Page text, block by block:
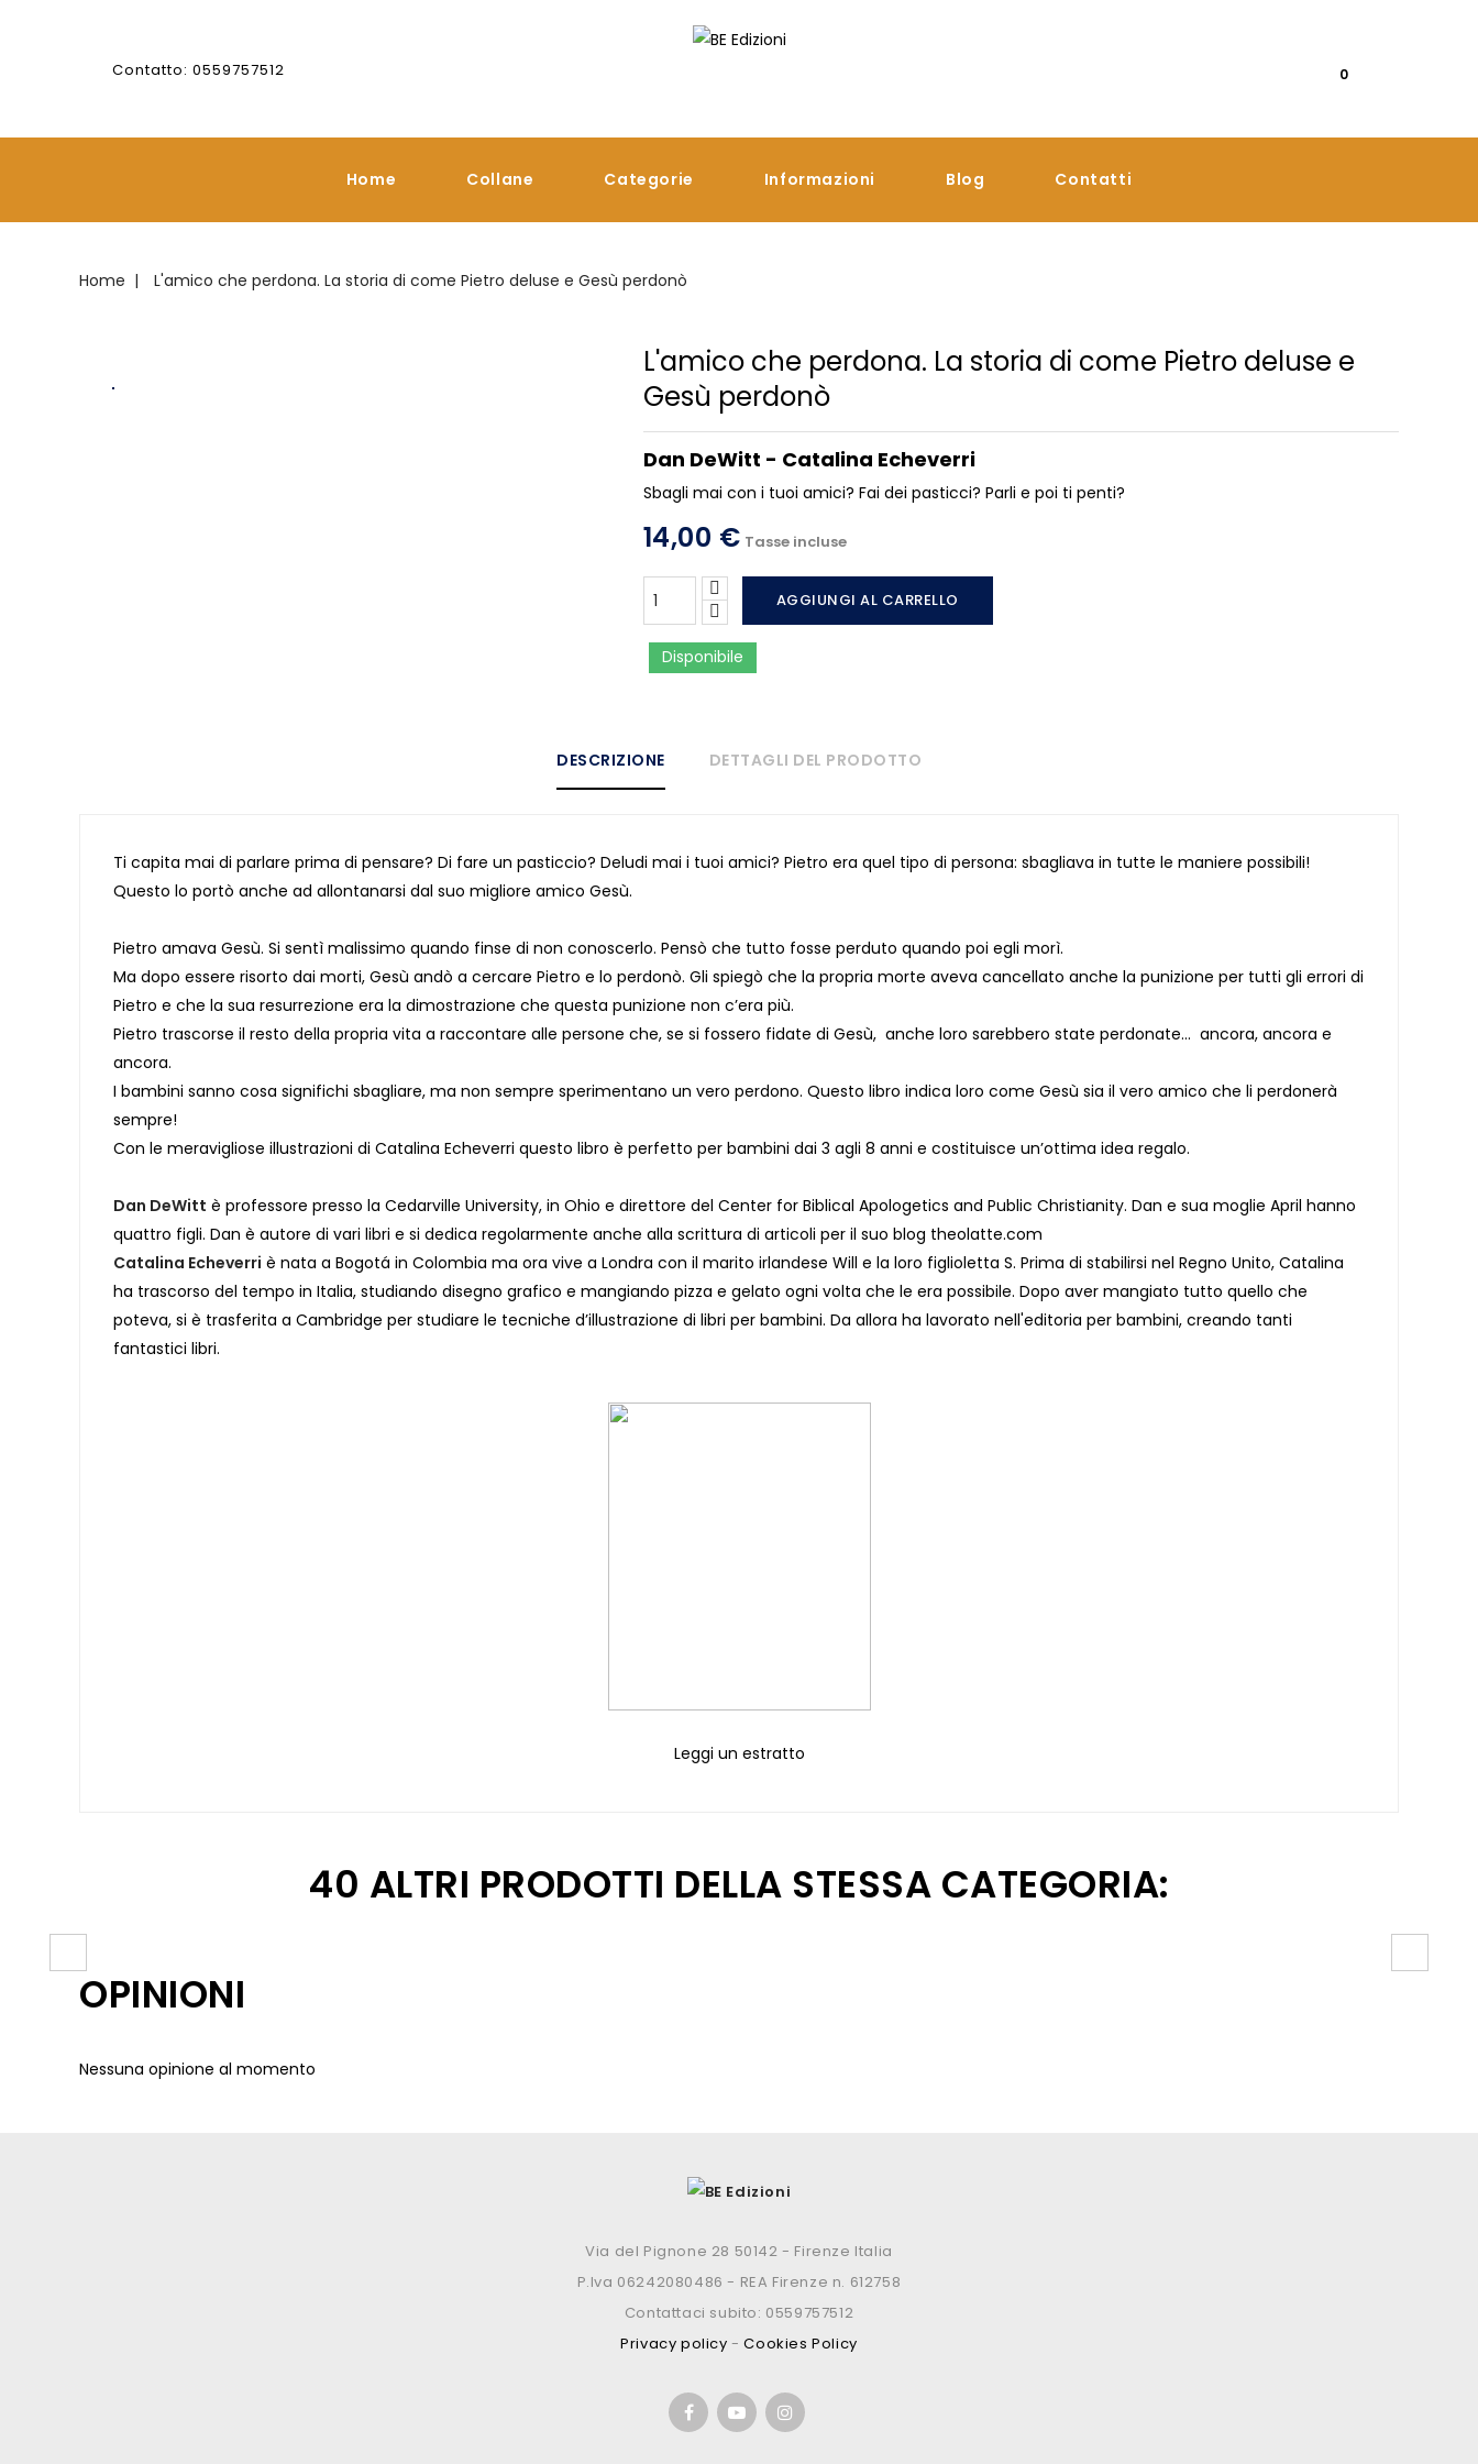
Contatto: 0559757512 0
Home Collane Categorie Informazioni Blog Contatti
Home L'amico che perdona. La storia di come Pietro deluse e Gesù perdonò
L'amico che perdona. La storia di come Pietro deluse e
Gesù perdonò
Dan DeWitt - Catalina Echeverri
Sbagli mai con i tuoi amici? Fai dei pasticci? Parli e poi ti penti?
14,00 € Tasse incluse
AGGIUNGI AL CARRELLO
Disponibile
DESCRIZIONE DETTAGLI DEL PRODOTTO
Ti capita mai di parlare prima di pensare? Di fare un pasticcio? Deludi mai i tuoi amici? Pietro era quel tipo di persona: sbagliava in tutte le maniere possibili!
Questo lo portò anche ad allontanarsi dal suo migliore amico Gesù.
Pietro amava Gesù. Si sentì malissimo quando finse di non conoscerlo. Pensò che tutto fosse perduto quando poi egli morì.
Ma dopo essere risorto dai morti, Gesù andò a cercare Pietro e lo perdonò. Gli spiegò che la propria morte aveva cancellato anche la punizione per tutti gli errori di
Pietro e che la sua resurrezione era la dimostrazione che questa punizione non c’era più.
Pietro trascorse il resto della propria vita a raccontare alle persone che, se si fossero fidate di Gesù, anche loro sarebbero state perdonate... ancora, ancora e
ancora.
I bambini sanno cosa significhi sbagliare, ma non sempre sperimentano un vero perdono. Questo libro indica loro come Gesù sia il vero amico che li perdonerà
sempre!
Con le meravigliose illustrazioni di Catalina Echeverri questo libro è perfetto per bambini dai 3 agli 8 anni e costituisce un’ottima idea regalo.
Dan DeWitt è professore presso la Cedarville University, in Ohio e direttore del Center for Biblical Apologetics and Public Christianity. Dan e sua moglie April hanno
quattro figli. Dan è autore di vari libri e si dedica regolarmente anche alla scrittura di articoli per il suo blog theolatte.com
Catalina Echeverri è nata a Bogotá in Colombia ma ora vive a Londra con il marito irlandese Will e la loro figlioletta S. Prima di stabilirsi nel Regno Unito, Catalina
ha trascorso del tempo in Italia, studiando disegno grafico e mangiando pizza e gelato ogni volta che le era possibile. Dopo aver mangiato tutto quello che
poteva, si è trasferita a Cambridge per studiare le tecniche d’illustrazione di libri per bambini. Da allora ha lavorato nell'editoria per bambini, creando tanti
fantastici libri.
Leggi un estratto
40 ALTRI PRODOTTI DELLA STESSA CATEGORIA:
OPINIONI
Nessuna opinione al momento
Via del Pignone 28 50142 - Firenze Italia
P.Iva 06242080486 - REA Firenze n. 612758
Contattaci subito: 0559757512
Privacy policy -Cookies Policy